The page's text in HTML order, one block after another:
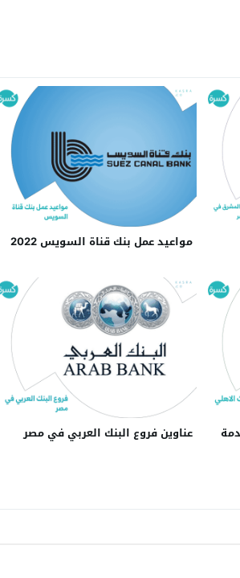
مواعيد عمل بنك قناة السويس 2022
عناوين فروع البنك العربي في مصر